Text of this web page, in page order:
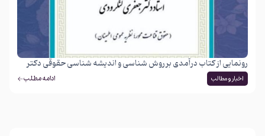
رونمایی از کتاب درآمدی بر روش شناسی و اندیشه شناسی حقوقی دکتر
محمدجعفر جعفری لنگرودی
اخبار و مطالب ادامه مطلب